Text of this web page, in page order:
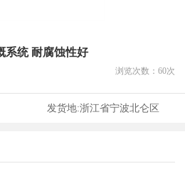
系统 耐腐蚀性好
浏览次数： 60次
发货地:浙江省宁波北仑区